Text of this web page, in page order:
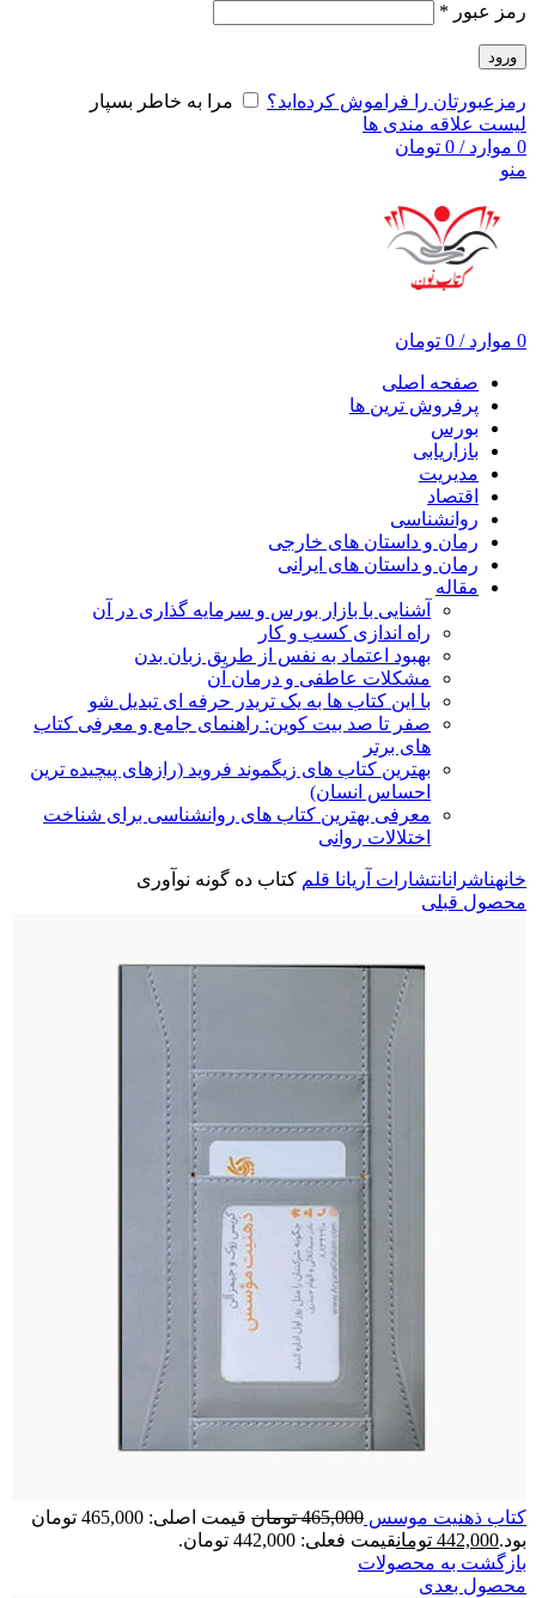
رمز عبور *
ورود
رمزعبورتان را فراموش کرده‌اید؟
مرا به خاطر بسپار
لیست علاقه مندی ها
0 موارد /
0 تومان
منو
0 موارد /
0 تومان
صفحه اصلی
پرفروش ترین ها
بورس
بازاریابی
مدیریت
اقتصاد
روانشناسی
رمان و داستان های خارجی
رمان و داستان های ایرانی
مقاله
آشنایی با بازار بورس و سرمایه گذاری در آن
راه اندازی کسب و کار
بهبود اعتماد به نفس از طریق زبان بدن
مشکلات عاطفی و درمان آن
با این کتاب ها به یک تریدر حرفه ای تبدیل شو
صفر تا صد بیت کوین: راهنمای جامع و معرفی کتاب
های برتر
بهترین کتاب های زیگموند فروید (رازهای پیچیده ترین
احساس انسان)
معرفی بهترین کتاب های روانشناسی برای شناخت
اختلالات روانی
خانهناشرانانتشارات آریانا قلم کتاب ده گونه نوآوری
محصول قبلی
کتاب ذهنیت موسس 465,000 تومان
قیمت اصلی: 465,000 تومان
بود.442,000 تومانقیمت فعلی: 442,000 تومان.
بازگشت به محصولات
محصول بعدی